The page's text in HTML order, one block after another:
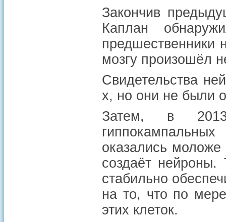
Закончив
Каплан
предшественники
мозгу произошёл
Свидетельства
х, но они не были
Затем, в 2013
оказались
создаёт нейроны.
стабильно
на то, что по
этих клеток.